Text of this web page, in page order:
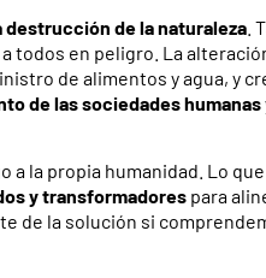
destrucción de la naturaleza.
todos en peligro. La
de alimentos y agua, y
de las sociedades humanas
a la propia humanidad. Lo
y transformadorespara
de la solución si